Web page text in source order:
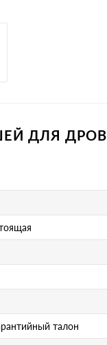
ДЛЯ ДРОВ
талон